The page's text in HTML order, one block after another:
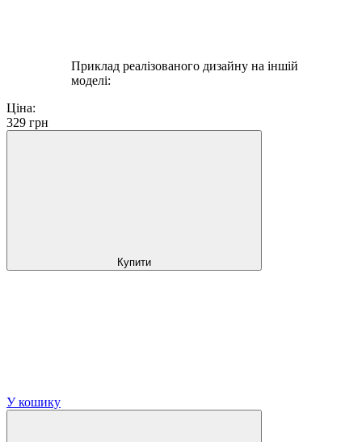
Приклад реалізованого дизайну на іншій
моделі:
Ціна:
329 грн
Купити
У кошику